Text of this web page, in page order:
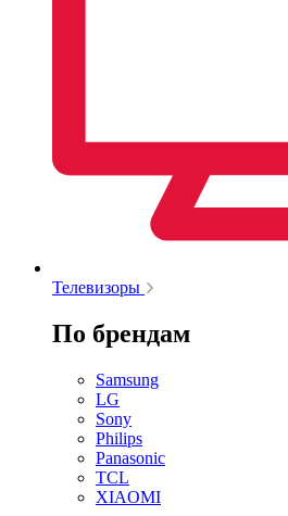
Телевизоры
По брендам
Samsung
LG
Sony
Philips
Panasonic
TCL
XIAOMI